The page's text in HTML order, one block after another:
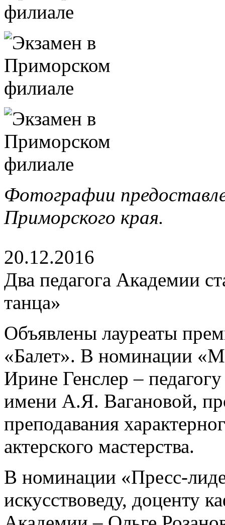
Фотографии
Приморского края.
20.12.2016
Два педагога Академии
танца»
Объявлены лауреаты
«Балет». В номинации
Ирине Генслер –
имени А.Я. Вагановой,
преподавания
актерского мастерства.
В номинации «Пресс-
искусствоведу, доценту